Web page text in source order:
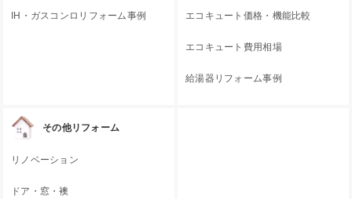
IH・ガスコンロリフォーム事例 エコキュート価格・機能比較
エコキュート費用相場
給湯器リフォーム事例
その他リフォーム
リノベーション
ドア・窓・襖